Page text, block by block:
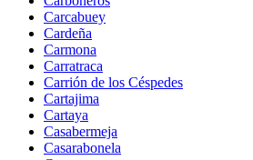
Carcabuey
Cardeña
Carmona
Carratraca
Carrión de los Céspedes
Cartajima
Cartaya
Casabermeja
Casarabonela